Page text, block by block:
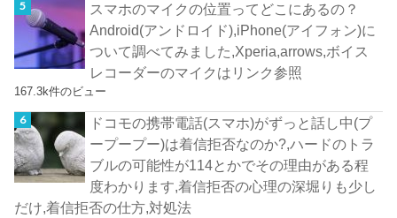
スマホのマイクの位置ってどこにあるの？
Android(アンドロイド),iPhone(アイフォン)に
ついて調べてみました,Xperia,arrows,ボイス
レコーダーのマイクはリンク参照
167.3k件のビュー
ドコモの携帯電話(スマホ)がずっと話し中(プ
ープープー)は着信拒否なのか?,ハードのトラ
ブルの可能性が114とかでその理由がある程
度わかります,着信拒否の心理の深堀りも少し
だけ,着信拒否の仕方,対処法